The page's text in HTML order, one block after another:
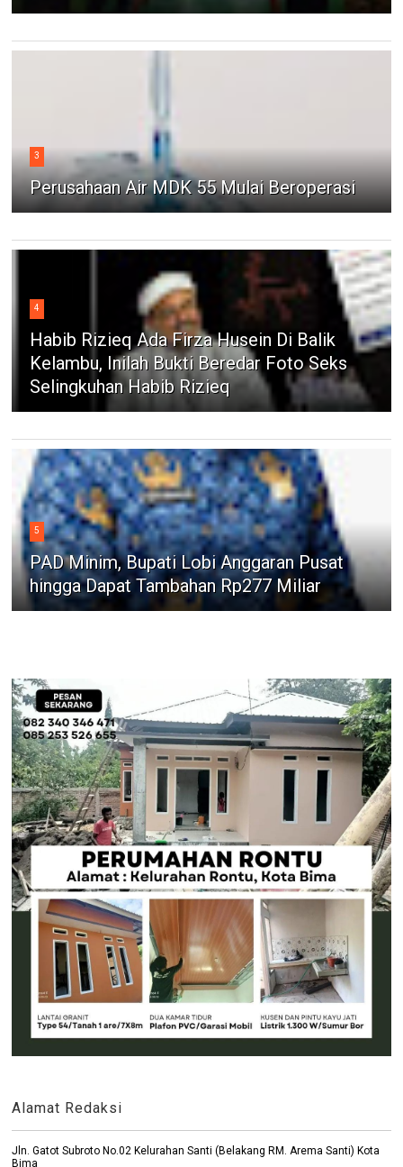
3
Perusahaan Air MDK 55 Mulai Beroperasi
4
Habib Rizieq Ada Firza Husein Di Balik
Kelambu, Inilah Bukti Beredar Foto Seks
Selingkuhan Habib Rizieq
5
PAD Minim, Bupati Lobi Anggaran Pusat
hingga Dapat Tambahan Rp277 Miliar
Alamat Redaksi
Jln. Gatot Subroto No.02 Kelurahan Santi (Belakang RM. Arema Santi) Kota
Bima